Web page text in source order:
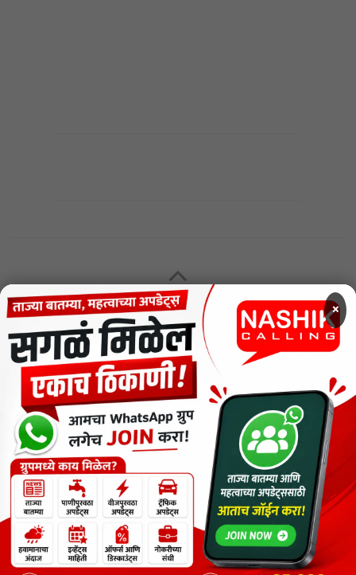
MENU
CODE OF ETHICS FOR DIGITAL NEWS WEBSITES
Contact Us
Privacy Policy
Short News
ThemeNcode PDF Viewer SC [Do not Delete]
वाचकांना विनम्र सूचना
×